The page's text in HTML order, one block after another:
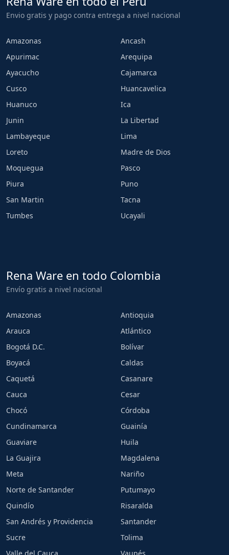
Envio gratis y pago contra entrega a nivel nacional
Amazonas
Ancash
Apurimac
Arequipa
Ayacucho
Cajamarca
Cusco
Huancavelica
Huanuco
Ica
Junin
La Libertad
Lambayeque
Lima
Loreto
Madre de Dios
Moquegua
Pasco
Piura
Puno
San Martin
Tacna
Tumbes
Ucayali
Rena Ware en todo Colombia
Envío gratis a nivel nacional
Amazonas
Antioquia
Arauca
Atlántico
Bogotá D.C.
Bolívar
Boyacá
Caldas
Caquetá
Casanare
Cauca
Cesar
Chocó
Córdoba
Cundinamarca
Guainía
Guaviare
Huila
La Guajira
Magdalena
Meta
Nariño
Norte de Santander
Putumayo
Quindío
Risaralda
San Andrés y Providencia
Santander
Sucre
Tolima